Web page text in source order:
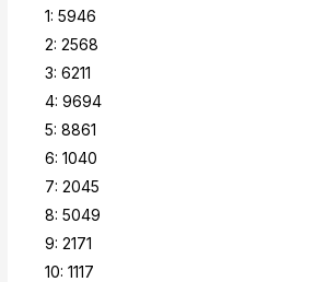
1: 5946
2: 2568
3: 6211
4: 9694
5: 8861
6: 1040
7: 2045
8: 5049
9: 2171
10: 1117